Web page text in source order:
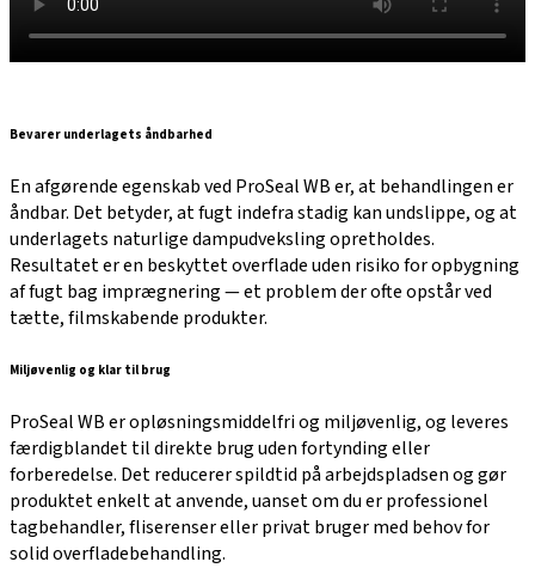
Bevarer underlagets åndbarhed
En afgørende egenskab ved ProSeal WB er, at behandlingen er
åndbar. Det betyder, at fugt indefra stadig kan undslippe, og at
underlagets naturlige dampudveksling opretholdes.
Resultatet er en beskyttet overflade uden risiko for opbygning
af fugt bag imprægnering — et problem der ofte opstår ved
tætte, filmskabende produkter.
Miljøvenlig og klar til brug
ProSeal WB er opløsningsmiddelfri og miljøvenlig, og leveres
færdigblandet til direkte brug uden fortynding eller
forberedelse. Det reducerer spildtid på arbejdspladsen og gør
produktet enkelt at anvende, uanset om du er professionel
tagbehandler, fliserenser eller privat bruger med behov for
solid overfladebehandling.